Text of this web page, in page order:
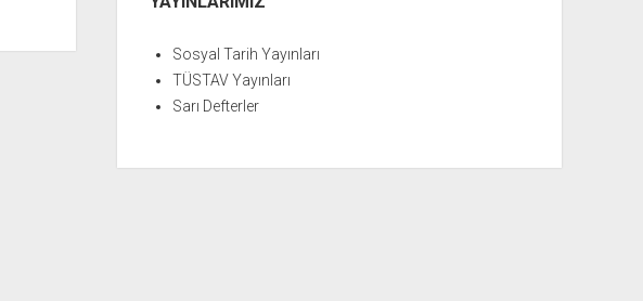
Sosyal Tarih Yayınları
TÜSTAV Yayınları
Sarı Defterler